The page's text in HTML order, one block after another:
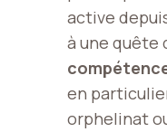
active
à une quête
en
orphelinat